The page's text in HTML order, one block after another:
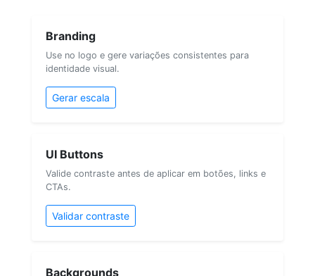
Branding
Use no logo e gere variações consistentes para
identidade visual.
Gerar escala
UI Buttons
Valide contraste antes de aplicar em botões, links e
CTAs.
Validar contraste
Backgrounds